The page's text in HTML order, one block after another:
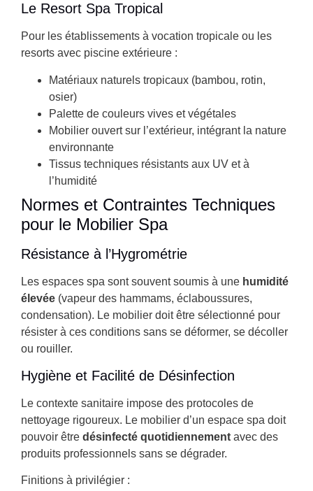
Le Resort Spa Tropical
Pour les établissements à vocation tropicale ou les
resorts avec piscine extérieure :
Matériaux naturels tropicaux (bambou, rotin,
osier)
Palette de couleurs vives et végétales
Mobilier ouvert sur l’extérieur, intégrant la nature
environnante
Tissus techniques résistants aux UV et à
l’humidité
Normes et Contraintes Techniques
pour le Mobilier Spa
Résistance à l’Hygrométrie
Les espaces spa sont souvent soumis à une humidité
élevée (vapeur des hammams, éclaboussures,
condensation). Le mobilier doit être sélectionné pour
résister à ces conditions sans se déformer, se décoller
ou rouiller.
Hygiène et Facilité de Désinfection
Le contexte sanitaire impose des protocoles de
nettoyage rigoureux. Le mobilier d’un espace spa doit
pouvoir être désinfecté quotidiennement avec des
produits professionnels sans se dégrader.
Finitions à privilégier :